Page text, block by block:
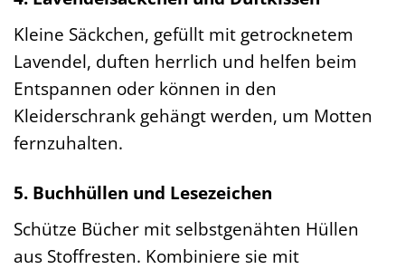
Kleine Säckchen, gefüllt mit getrocknetem
Lavendel, duften herrlich und helfen beim
Entspannen oder können in den
Kleiderschrank gehängt werden, um Motten
fernzuhalten.
5. Buchhüllen und Lesezeichen
Schütze Bücher mit selbstgenähten Hüllen
aus Stoffresten. Kombiniere sie mit